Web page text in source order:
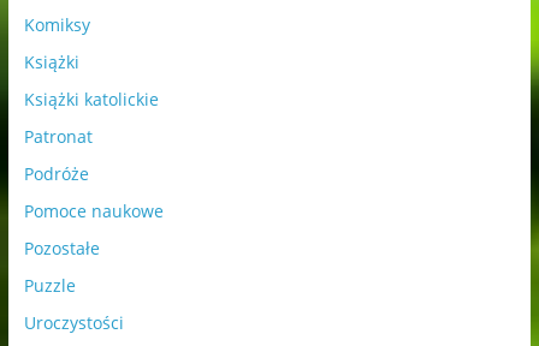
Komiksy
Książki
Książki katolickie
Patronat
Podróże
Pomoce naukowe
Pozostałe
Puzzle
Uroczystości